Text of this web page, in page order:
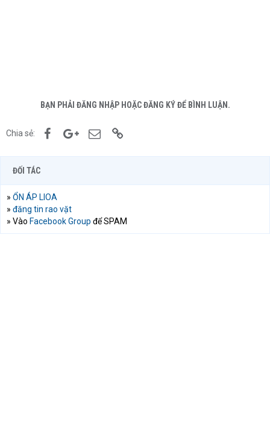
BẠN PHẢI ĐĂNG NHẬP HOẶC ĐĂNG KÝ ĐỂ BÌNH LUẬN.
Chia sẻ: FacebookGoogle+Email
ĐỐI TÁC
» ỔN ÁP LIOA
» đăng tin rao vặt
» Vào Facebook Group để SPAM